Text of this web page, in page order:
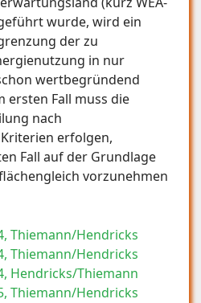
wurde, wird ein
der zu
in nur
wertbegründend
ersten Fall muss die
nach
erfolgen,
Fall auf der Grundlage
vorzunehmen
Thiemann/Hendricks
Thiemann/Hendricks
Hendricks/Thiemann
Thiemann/Hendricks